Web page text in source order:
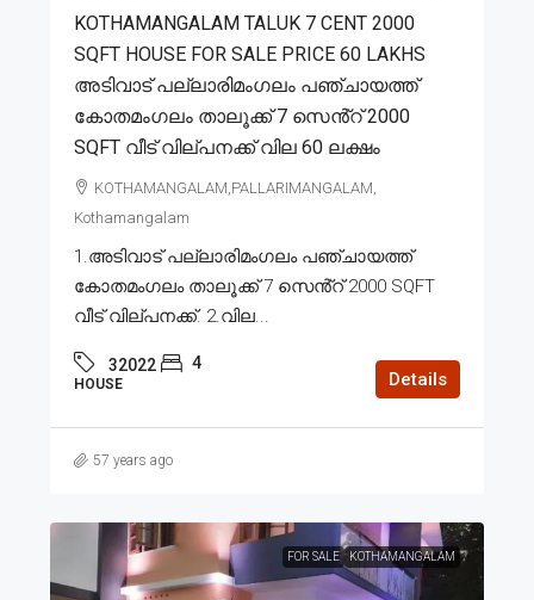
KOTHAMANGALAM TALUK 7 CENT 2000
SQFT HOUSE FOR SALE PRICE 60 LAKHS
അടിവാട് പല്ലാരിമംഗലം പഞ്ചായത്ത്
കോതമംഗലം താലൂക്ക് 7 സെൻ്റ് 2000
SQFT വീട് വില്പനക്ക് വില 60 ലക്ഷം
KOTHAMANGALAM,PALLARIMANGALAM,
Kothamangalam
1.അടിവാട് പല്ലാരിമംഗലം പഞ്ചായത്ത്
കോതമംഗലം താലൂക്ക് 7 സെൻ്റ് 2000 SQFT
വീട് വില്പനക്ക്. 2.വില...
32022 4
HOUSE Details
57 years ago
FOR SALE KOTHAMANGALAM